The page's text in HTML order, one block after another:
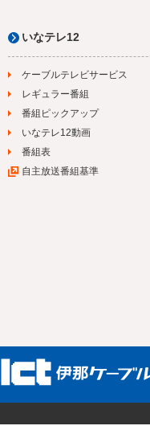
いなテレ12
ケーブルテレビサービス
レギュラー番組
番組ピックアップ
いなテレ12動画
番組表
自主放送番組基準